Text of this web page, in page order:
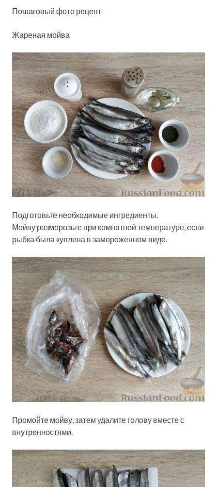
Пошаговый фото рецепт
Жареная мойва
Подготовьте необходимые ингредиенты.
Мойву разморозьте при комнатной температуре, если
рыбка была куплена в замороженном виде.
Промойте мойву, затем удалите голову вместе с
внутренностями.